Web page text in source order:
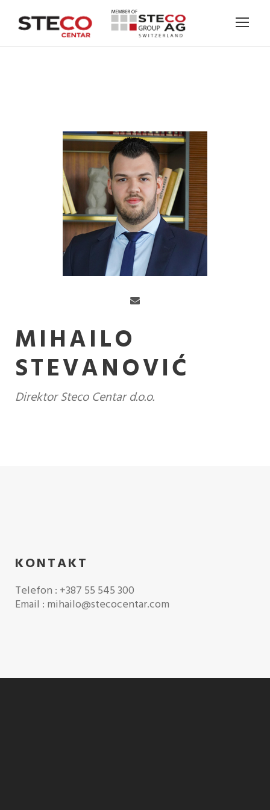
MIHAILO
STEVANOVIĆ
Direktor Steco Centar d.o.o.
KONTAKT
Telefon : +387 55 545 300
Email : mihailo@stecocentar.com